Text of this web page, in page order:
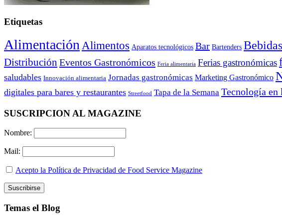
Etiquetas
Alimentación Alimentos Aparatos tecnológicos Bar Bartenders Bebidas
Distribución Eventos Gastronómicos Feria alimentaria Ferias gastronómicas
saludables Innovación alimentaria Jornadas gastronómicas Marketing Gastronómico
digitales para bares y restaurantes Streetfood Tapa de la Semana Tecnología en
SUSCRIPCION AL MAGAZINE
Nombre:
Mail:
Acepto la Política de Privacidad de Food Service Magazine
Temas el Blog